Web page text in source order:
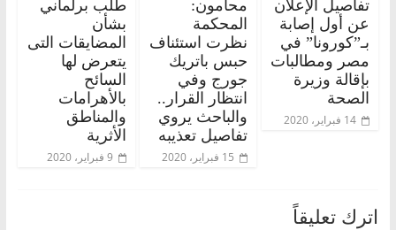
تفاصيل الإعلان
عن أول إصابة
بـ”كورونا” في
مصر ومطالبات
بإقالة وزيرة
الصحة
14 فبراير، 2020
محامون:
المحكمة
نظرت استئناف
حبس باتريك
جورج وفي
انتظار القرار..
والباحث يروي
تفاصيل تعذيبه
15 فبراير، 2020
طلب برلماني
بشأن
المضايقات التى
يتعرض لها
السائح
بالأهرامات
والمناطق
الأثرية
9 فبراير، 2020
اترك تعليقاً